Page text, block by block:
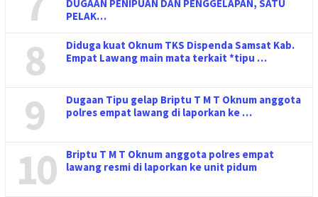
DUGAAN PENIPUAN DAN PENGGELAPAN, SATU
PELAK…
8
Diduga kuat Oknum TKS Dispenda Samsat Kab.
Empat Lawang main mata terkait *tipu …
9
Dugaan Tipu gelap Briptu T M T Oknum anggota
polres empat lawang di laporkan ke …
10
Briptu T M T Oknum anggota polres empat
lawang resmi di laporkan ke unit pidum